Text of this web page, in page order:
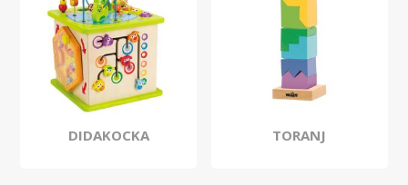
DIDAKOCKA TORANJ